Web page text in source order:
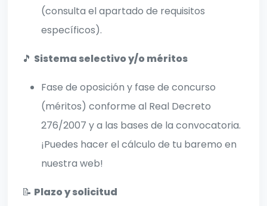
(consulta el apartado de requisitos
específicos).
🎵 Sistema selectivo y/o méritos
Fase de oposición y fase de concurso
(méritos) conforme al Real Decreto
276/2007 y a las bases de la convocatoria.
¡Puedes hacer el cálculo de tu baremo en
nuestra web!
📝 Plazo y solicitud